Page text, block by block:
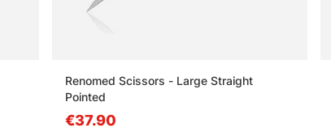
Renomed Scissors - Large Straight
Pointed
€37.90